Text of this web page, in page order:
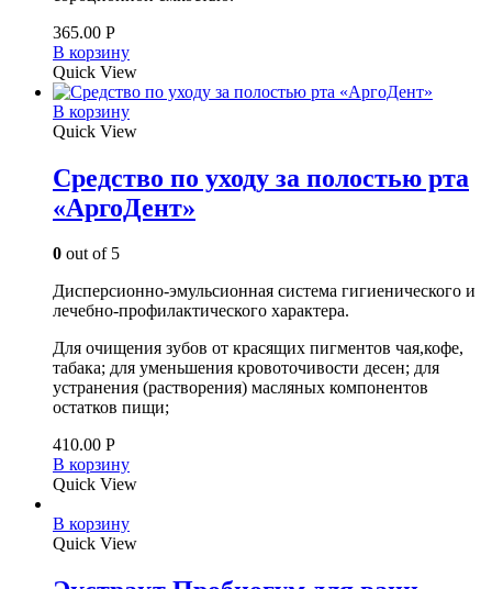
365.00 Р
В корзину
Quick View
В корзину
Quick View
Средство по уходу за полостью рта
«АргоДент»
0 out of 5
Дисперсионно-эмульсионная система гигиенического и
лечебно-профилактического характера.
Для очищения зубов от красящих пигментов чая,кофе,
табака; для уменьшения кровоточивости десен; для
устранения (растворения) масляных компонентов
остатков пищи;
410.00 Р
В корзину
Quick View
В корзину
Quick View